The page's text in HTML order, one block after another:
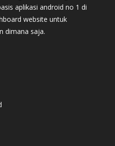
aplikasi android no 1 di
website untuk
dimana saja.